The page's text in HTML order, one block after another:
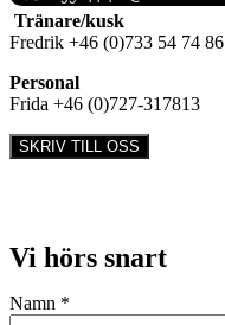
Tränare/kusk
Fredrik +46 (0)733 54 74 86
Personal
Frida +46 (0)727-317813
SKRIV TILL OSS
Vi hörs snart
Namn *